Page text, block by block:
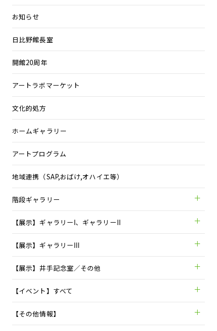
お知らせ
日比野館長室
開館20周年
アートラボマーケット
文化的処方
ホームギャラリー
アートプログラム
地域連携（SAP,おばけ,オハイエ等）
階段ギャラリー
【展示】ギャラリーI、ギャラリーII
【展示】ギャラリーIII
【展示】井手記念室／その他
【イベント】すべて
【その他情報】